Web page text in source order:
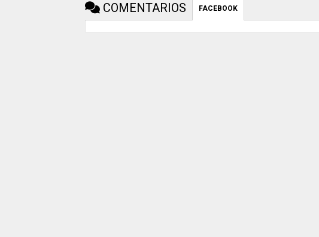
COMENTARIOS FACEBOOK